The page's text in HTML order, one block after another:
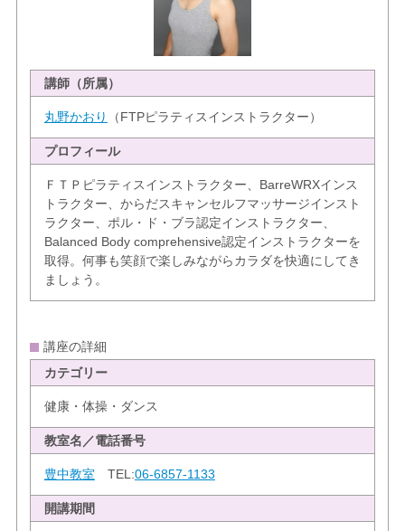
講師（所属）
丸野かおり （FTPピラティスインストラクター）
プロフィール
ＦＴＰピラティスインストラクター、BarreWRXインス
トラクター、からだスキャンセルフマッサージインスト
ラクター、ポル・ド・ブラ認定インストラクター、
Balanced Body comprehensive認定インストラクターを
取得。何事も笑顔で楽しみながらカラダを快適にしてき
ましょう。
講座の詳細
カテゴリー
健康・体操・ダンス
教室名／電話番号
豊中教室 TEL:06-6857-1133
開講期間